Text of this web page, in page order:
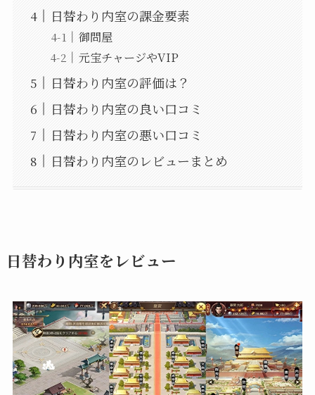
日替わり内室の課金要素
御問屋
元宝チャージやVIP
日替わり内室の評価は？
日替わり内室の良い口コミ
日替わり内室の悪い口コミ
日替わり内室のレビューまとめ
日替わり内室をレビュー